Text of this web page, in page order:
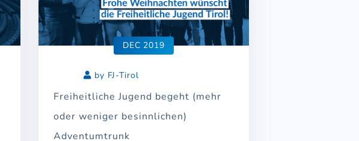
DEC 2019
by FJ-Tirol
Freiheitliche Jugend begeht (mehr
oder weniger besinnlichen)
Adventumtrunk